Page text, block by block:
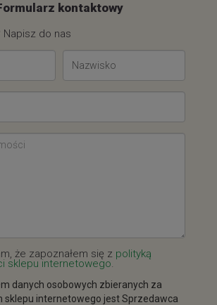
kontaktowy
Napisz do nas
że zapoznałem się z polityką
sklepu internetowego.
danych osobowych zbieranych za
sklepu internetowego jest Sprzedawca